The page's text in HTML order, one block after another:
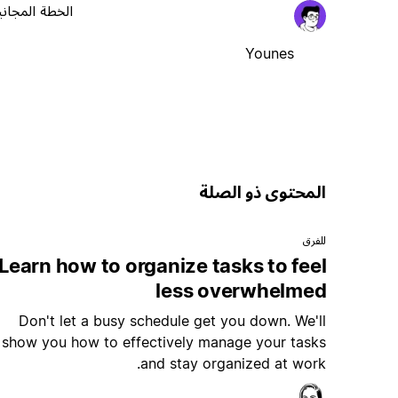
Younes
الخطة
المحتوى ذو الصلة
للفرق
how to organize tasks to feel
less overwhelmed
Don't let a busy schedule get you down. We'll
show you how to effectively manage your tasks
and stay organized at work.